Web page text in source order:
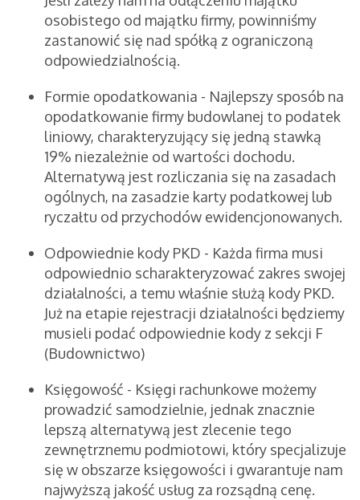
osobistego od majątku firmy, powinniśmy
zastanowić się nad spółką z ograniczoną
odpowiedzialnością.
Formie opodatkowania - Najlepszy sposób na
opodatkowanie firmy budowlanej to podatek
liniowy, charakteryzujący się jedną stawką
19% niezależnie od wartości dochodu.
Alternatywą jest rozliczania się na zasadach
ogólnych, na zasadzie karty podatkowej lub
ryczałtu od przychodów ewidencjonowanych.
Odpowiednie kody PKD - Każda firma musi
odpowiednio scharakteryzować zakres swojej
działalności, a temu właśnie służą kody PKD.
Już na etapie rejestracji działalności będziemy
musieli podać odpowiednie kody z sekcji F
(Budownictwo)
Księgowość - Księgi rachunkowe możemy
prowadzić samodzielnie, jednak znacznie
lepszą alternatywą jest zlecenie tego
zewnętrznemu podmiotowi, który specjalizuje
się w obszarze księgowości i gwarantuje nam
najwyższą jakość usług za rozsądną cenę.